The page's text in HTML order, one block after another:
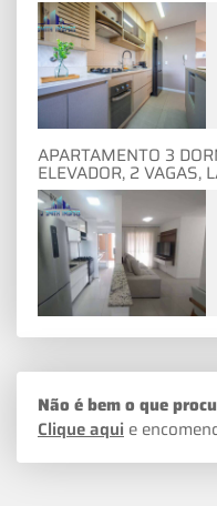
APARTAMENTO 3
ELEVADOR, 2 VAGAS,
Não é bem o que
Clique aqui e